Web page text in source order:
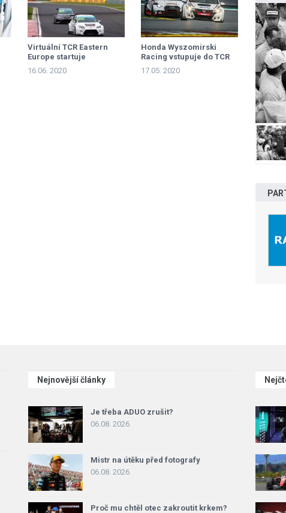
Virtuální TCR Eastern
Europe startuje
16.06. 2020
Honda Wyszomirski
Racing vstupuje do TCR
Eastern Europe
17.05. 2020
Nejnovější články
Je třeba ADUO zrušit?
06.08. 2026
Mistr na útěku před fotografy
06.08. 2026
Proč mu chtěl otec zakroutit krkem?